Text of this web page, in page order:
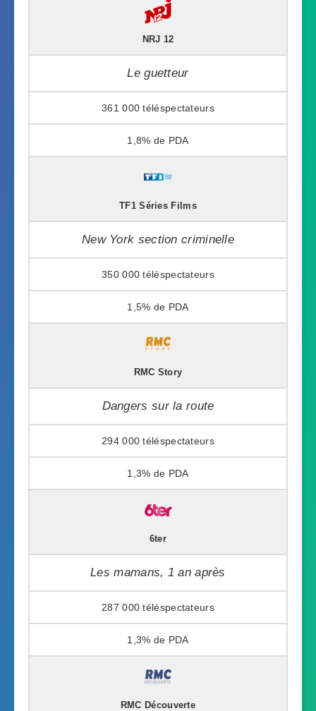
NRJ 12
Le guetteur
361 000
1,8%
TF1 Séries Films
New York section criminelle
350 000
1,5%
RMC Story
Dangers sur la route
294 000
1,3%
6ter
Les mamans, 1 an après
287 000
1,3%
RMC Découverte